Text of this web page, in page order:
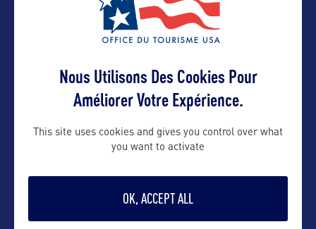
VOIR LE SITE
DANS LA MÊME CATEGORIE
Nous Utilisons Des Cookies Pour
Améliorer Votre Expérience.
This site uses cookies and gives you control over what
you want to activate
OK, ACCEPT ALL